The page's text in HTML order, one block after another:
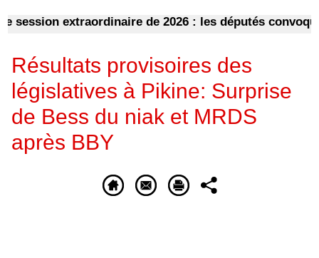
extraordinaire de 2026 : les députés convoqués
Résultats provisoires des
législatives à Pikine: Surprise
de Bess du niak et MRDS
après BBY